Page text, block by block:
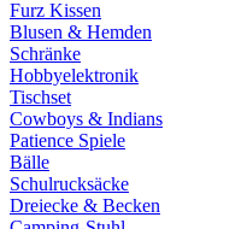
Furz Kissen
Blusen & Hemden
Schränke
Hobbyelektronik
Tischset
Cowboys & Indians
Patience Spiele
Bälle
Schulrucksäcke
Dreiecke & Becken